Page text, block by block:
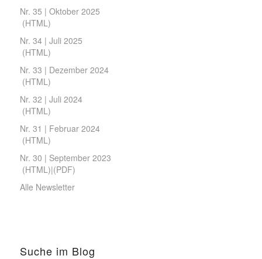
Nr. 35 | Oktober 2025
(HTML )
Nr. 34 | Juli 2025
(HTML )
Nr. 33 | Dezember 2024
(HTML )
Nr. 32 | Juli 2024
(HTML )
Nr. 31 | Februar 2024
(HTML )
Nr. 30 | September 2023
(HTML )|(PDF)
Alle Newsletter
Suche im Blog